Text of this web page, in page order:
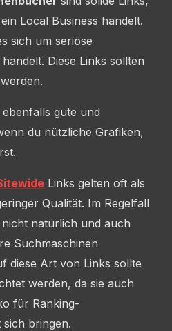
Local Business handelt.
sich um seriöse
Diese Links sollten
ebenfalls gute und
du nützliche Grafiken,
Links gelten oft als
Qualität. Im Regelfall
natürlich und auch
Suchmaschinen
diese Art von Links sollte
werden, da sie auch
für Ranking-
bringen.